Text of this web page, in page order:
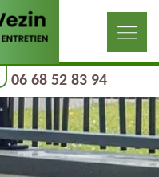
06 68 52 83 94